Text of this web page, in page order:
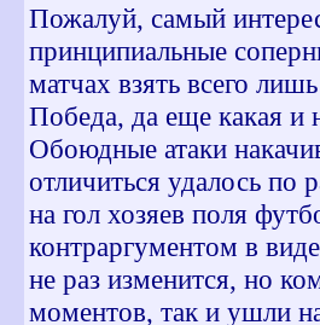
Пожалуй, самый
принципиальные
матчах взять всего
Победа, да еще какая и
Обоюдные атаки
отличиться удалось по
на гол хозяев поля
контраргументом в
не раз изменится, но
моментов, так и ушли